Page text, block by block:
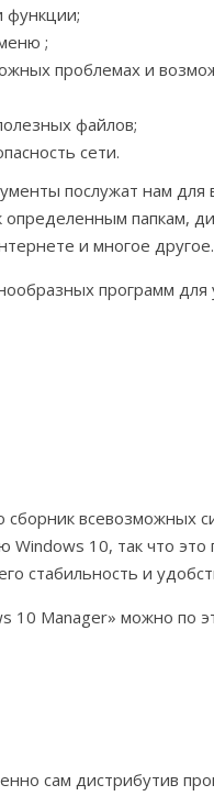
функции;
;
проблемах и
файлов;
сети.
послужат нам для
определенным папкам,
и многое другое.
программ
сборник всевозможных
Windows 10, так что
стабильность и
10 Manager» можно по
сам дистрибутив